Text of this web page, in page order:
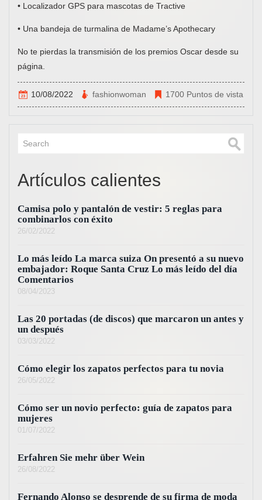
• Localizador GPS para mascotas de Tractive
• Una bandeja de turmalina de Madame’s Apothecary
No te pierdas la transmisión de los premios Oscar desde su
página.
10/08/2022 fashionwoman 1700 Puntos de vista
Artículos calientes
Camisa polo y pantalón de vestir: 5 reglas para
combinarlos con éxito
26/02/2022
Lo más leído La marca suiza On presentó a su nuevo
embajador: Roque Santa Cruz Lo más leído del día
Comentarios
08/04/2023
Las 20 portadas (de discos) que marcaron un antes y
un después
03/03/2022
Cómo elegir los zapatos perfectos para tu novia
26/05/2022
Cómo ser un novio perfecto: guía de zapatos para
mujeres
01/07/2022
Erfahren Sie mehr über Wein
26/08/2022
Fernando Alonso se desprende de su firma de moda